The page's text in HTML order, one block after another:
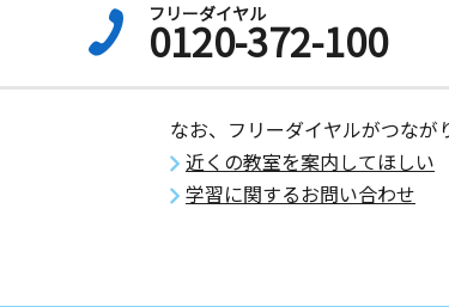
0歳～高校生
秋田県秋田市新藤田字大所３８－５ セジュール
木曽Ｂ１０２号室
仁井田本町教室
水 木 金
日
3歳～中学生
秋田県秋田市仁井田本町４丁目２－７２コーポ渡
フリーダイヤル
0120-372-100
なお、フリーダイヤルがつなが
近くの教室を案内してほしい
学習に関するお問い合わせ